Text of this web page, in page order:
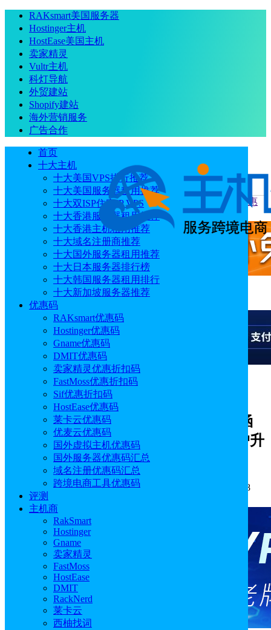
RAKsmart美国服务器
Hostinger主机
HostEase美国主机
卖家精灵
Vultr主机
科灯导航
外贸建站
Shopify建站
海外营销服务
广告合作
首页
十大主机
十大美国VPS排行推荐
十大美国服务器租用推荐
十大双ISP住宅IP VPS
十大香港服务器租用推荐
十大香港主机租用推荐
十大域名注册商推荐
十大国外服务器租用推荐
十大日本服务器排行榜
十大韩国服务器租用排行
十大新加坡服务器推荐
优惠码
RAKsmart优惠码
Hostinger优惠码
Gname优惠码
DMIT优惠码
卖家精灵优惠折扣码
FastMoss优惠折扣码
Sif优惠折扣码
HostEase优惠码
莱卡云优惠码
优麦云优惠码
国外虚拟主机优惠码
国外服务器优惠码汇总
域名注册优惠码汇总
跨境电商工具优惠码
评测
主机商
RakSmart
Hostinger
Gname
卖家精灵
FastMoss
HostEase
DMIT
RackNerd
莱卡云
西柚找词
当前位置：首页 优惠码 Just Hosting20周年庆：全场8折优惠
涵盖VPS/GPU服务器/服务器托管/老用户升级
Just Hosting20周年庆：全场8折优惠 涵
盖VPS/GPU服务器/服务器托管/老用户升
作者: sunny 分类:优惠码
发布时间: 2025.10.09 13:56:48
更新于: 2025.10.09 16:54:28